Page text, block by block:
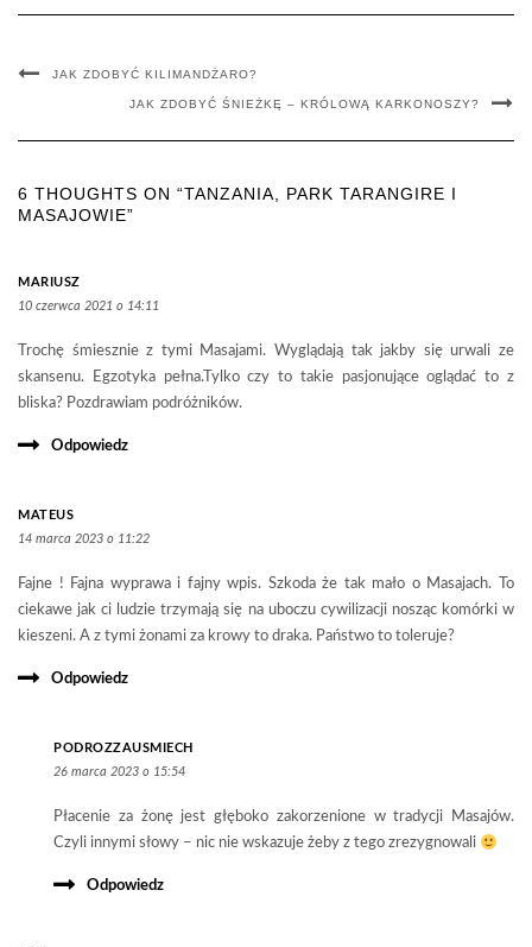
JAK ZDOBYĆ KILIMANDŻARO?
JAK ZDOBYĆ ŚNIEŻKĘ – KRÓLOWĄ KARKONOSZY?
6 THOUGHTS ON “TANZANIA, PARK TARANGIRE I
MASAJOWIE”
MARIUSZ
10 czerwca 2021 o 14:11
Trochę śmiesznie z tymi Masajami. Wyglądają tak jakby się urwali ze
skansenu. Egzotyka pełna.Tylko czy to takie pasjonujące oglądać to z
bliska? Pozdrawiam podróżników.
Odpowiedz
MATEUS
14 marca 2023 o 11:22
Fajne ! Fajna wyprawa i fajny wpis. Szkoda że tak mało o Masajach. To
ciekawe jak ci ludzie trzymają się na uboczu cywilizacji nosząc komórki w
kieszeni. A z tymi żonami za krowy to draka. Państwo to toleruje?
Odpowiedz
PODROZZAUSMIECH
26 marca 2023 o 15:54
Płacenie za żonę jest głęboko zakorzenione w tradycji Masajów.
Czyli innymi słowy – nic nie wskazuje żeby z tego zrezygnowali
Odpowiedz